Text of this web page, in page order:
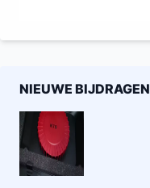
NIEUWE BIJDRAGEN